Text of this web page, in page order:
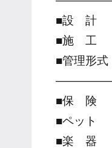
■設 計
■施 工
■管理形
■保 険
■ペッ
■楽